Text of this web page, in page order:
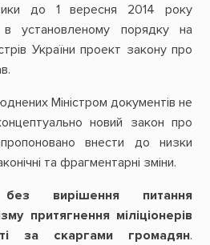
до 1 вересня 2014 року
установленому порядку на
України проект закону про
Міністром документів не
новий закон про
внести до низки
та фрагментарні зміни.
вирішення питання
притягнення міліціонерів
за скаргами громадян.